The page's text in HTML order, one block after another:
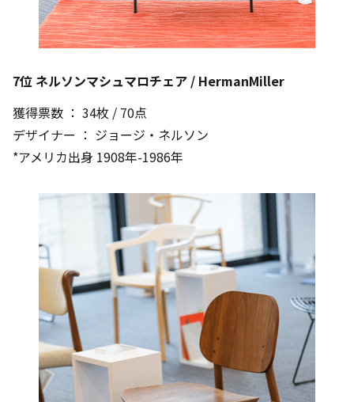
7位 ネルソンマシュマロチェア / HermanMiller
獲得票数 ： 34枚 / 70点
デザイナー ： ジョージ・ネルソン
*アメリカ出身 1908年-1986年